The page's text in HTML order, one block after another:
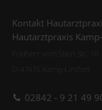
Kontakt
Hautarztpraxis
02842 - 9 21 49